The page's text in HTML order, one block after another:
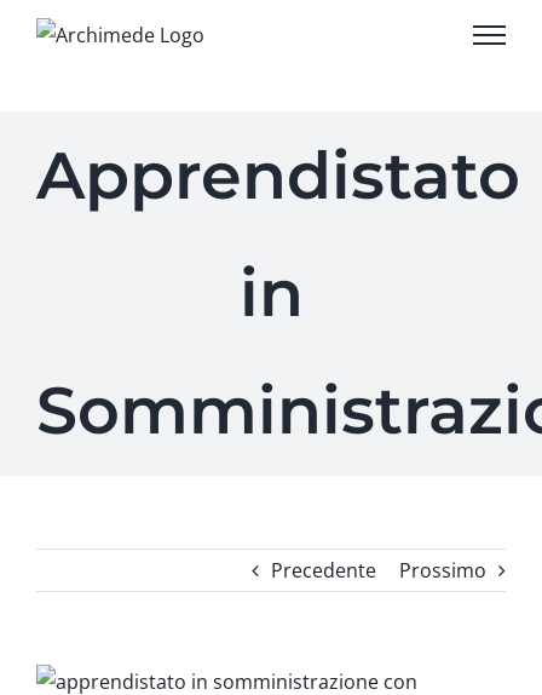
Salta
Apprendistato
in
Precedente Prossimo
Ingrandisci